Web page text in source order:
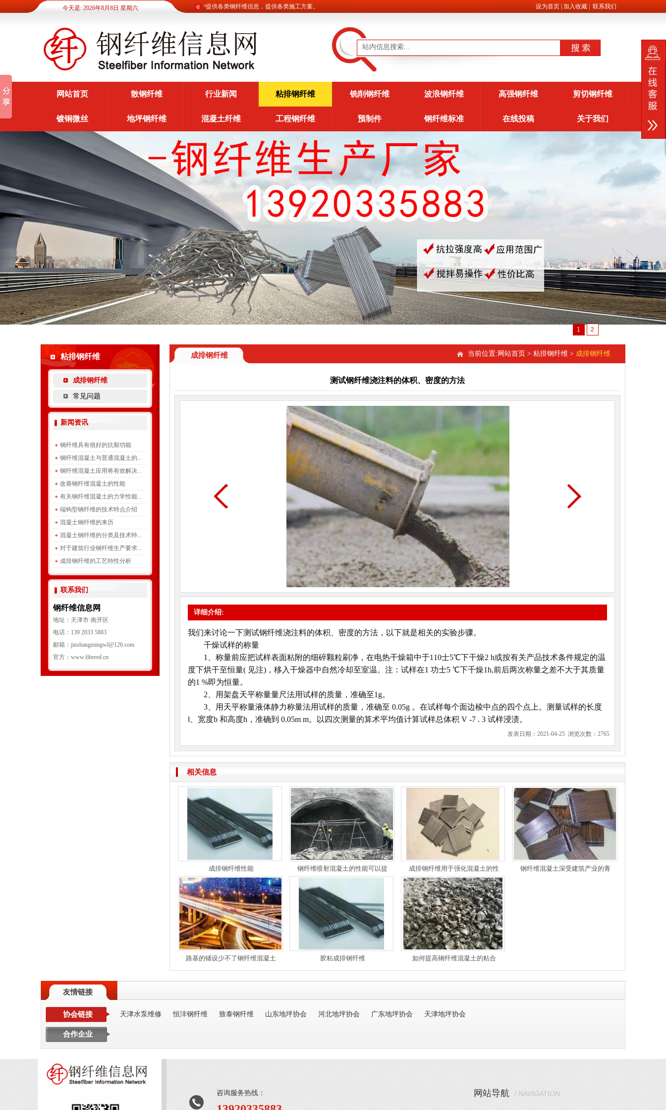
今天是: 2026年8月8日 星期六 设为首页|加入收藏|联系我们
钢纤维信息网为广大客户提供各类钢纤维信息，提供各类施工方案。
网站首页 散钢纤维 行业新闻 粘排钢纤维 铣削钢纤维 波浪钢纤维 高强钢纤维 剪切钢纤维
镀铜微丝 地坪钢纤维 混凝土纤维 工程钢纤维 预制件 钢纤维标准 在线投稿 关于我们
1 2
粘排钢纤维
成排钢纤维
常见问题
新闻资讯
钢纤维具有很好的抗裂功能
钢纤维混凝土与普通混凝土的...
钢纤维混凝土应用将有效解决...
改善钢纤维混凝土的性能
有关钢纤维混凝土的力学性能...
端钩型钢纤维的技术特点介绍
混凝土钢纤维的来历
混凝土钢纤维的分类及技术特...
对于建筑行业钢纤维生产要求...
成排钢纤维的工艺特性分析
联系我们
钢纤维信息网
地址：天津市·南开区
电话：139 2033 5883
邮箱：jinshangmingwl@126.com
官方：www.fibered.cn
成排钢纤维 当前位置: 网站首页 > 粘排钢纤维 > 成排钢纤维
测试钢纤维浇注料的体积、密度的方法
详细介绍:
我们来讨论一下测试钢纤维浇注料的体积、密度的方法，以下就是相关的实验步骤。
千燥试样的称量
1、称量前应把试样表面粘附的细碎颗粒刷净，在电热干燥箱中于110士5℃下干燥2 h或按有关产品技术条件规定的温
度下烘干至恒量( 见注)，移入干燥器中自然冷却至室温。注：试样在1 功士5 ℃下千燥1h,前后两次称量之差不大于其质量
的1 %即为恒量。
2、用架盘天平称量量尺法用试样的质量，准确至1g。
3、用天平称量液体静力称量法用试样的质量，准确至 0.05g 。在试样每个面边棱中点的四个点上。测量试样的长度
l、宽度b 和高度h，准确到 0.05m m。以四次测量的算术平均值计算试样总体积 V -7 . 3 试样浸渍。
发表日期：2021-04-25 浏览次数：2765
相关信息
成排钢纤维性能 钢纤维喷射混凝土的性能可以提 成排钢纤维用于强化混凝土的性 钢纤维混凝土深受建筑产业的青
路基的铺设少不了钢纤维混凝土 胶粘成排钢纤维 如何提高钢纤维混凝土的粘合
友情链接
协会链接
合作企业
天津水泵维修 恒沣钢纤维 致泰钢纤维 山东地坪协会 河北地坪协会 广东地坪协会 天津地坪协会
咨询服务热线： 网站导航 / NAVIGATION